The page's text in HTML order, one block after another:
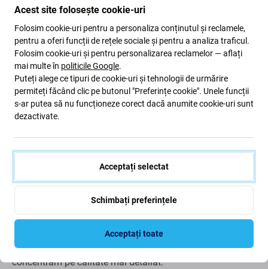
Când trebuie să înlocuiți bateria?
bateria este umflată
dispozitivul se descarcă rapid
dispozitivul se supraîncălzi
dispozitivul nu poate fi încărcat la 100%
dispozitivul nu indică corect starea bateriei
Calitate: Aftermarket - Piesa de schimb vândută ca
specificații și materiale ca și originalul. Aceasta este o
copie a originalului, iar piesa de schimb livrată ca
Aftermarket poate (în cazuri rare) să aibă variații minime
de funcționalitate, calitate sau aspect. Pentru a afla mai
multe despre calitate, citiți blogul nostru unde ne
concentrăm pe calitate mai detaliat.
Acest site folosește cookie-uri
Folosim cookie-uri pentru a personaliza conținutul și reclamele,
pentru a oferi funcții de rețele sociale și pentru a analiza traficul.
Folosim cookie-uri și pentru personalizarea reclamelor — aflați
mai multe în politicile Google.
Puteți alege ce tipuri de cookie-uri și tehnologii de urmărire
permiteți făcând clic pe butonul "Preferințe cookie". Unele funcții
s-ar putea să nu funcționeze corect dacă anumite cookie-uri sunt
dezactivate.
Acceptați selectat
Schimbați preferințele
Acceptați toate